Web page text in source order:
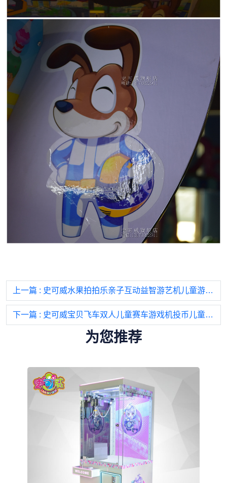
上一篇 : 史可威水果拍拍乐亲子互动益智游艺机儿童游戏机投币大型游乐设备
下一篇 : 史可威宝贝飞车双人儿童赛车游戏机投币儿童乐园游乐设备游艺机
为您推荐